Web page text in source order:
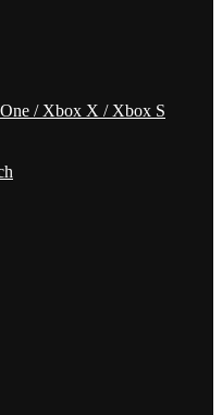
/ Xbox X / Xbox S